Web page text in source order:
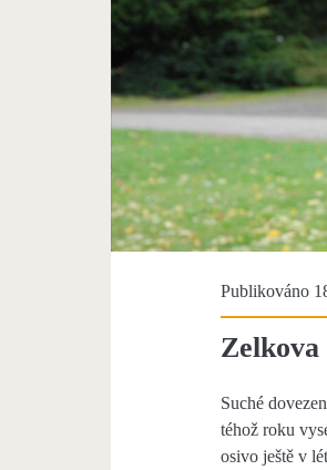
Publikováno
Zelkova
Suché
téhož roku
osivo ještě v